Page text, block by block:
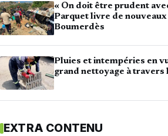
« On doit être prudent
Parquet livre de
Boumerdès
Pluies et intempéries en
grand nettoyage à travers
EXTRA CONTENU